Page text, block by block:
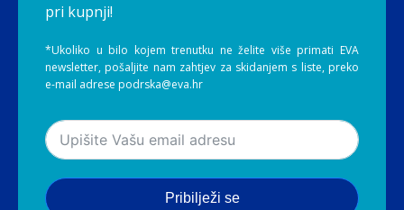
pri kupnji!
*Ukoliko u bilo kojem trenutku ne želite više primati EVA
newsletter, pošaljite nam zahtjev za skidanjem s liste, preko
e-mail adrese podrska@eva.hr
Pribilježi se